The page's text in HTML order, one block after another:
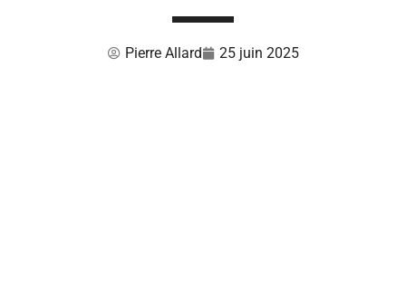
Pierre Allard 25 juin 2025